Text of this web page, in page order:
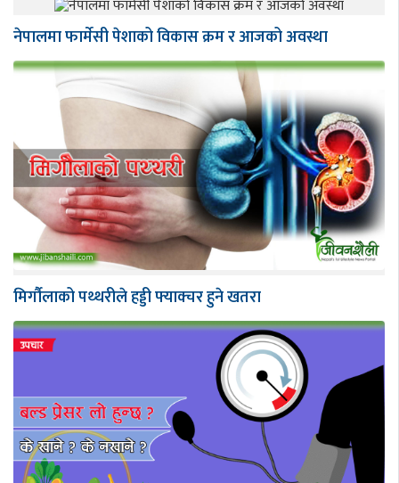
नेपालमा फार्मेसी पेशाको विकास क्रम र आजको अवस्था
मिर्गौलाको पथ्थरीले हड्डी फ्याक्चर हुने खतरा